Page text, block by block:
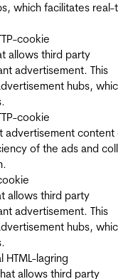
which facilitates real-
cookie
allows third party
advertisement. This
hubs,
cookie
advertisement content
of the ads and
allows third party
advertisement. This
hubs,
HTML-lagring
allows third party